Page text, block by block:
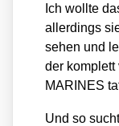
Ich woll­te
aller­dings
sehen und
der kom­plett
MARINES
Und so